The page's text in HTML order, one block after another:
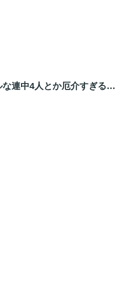
な連中4人とか厄介すぎる…